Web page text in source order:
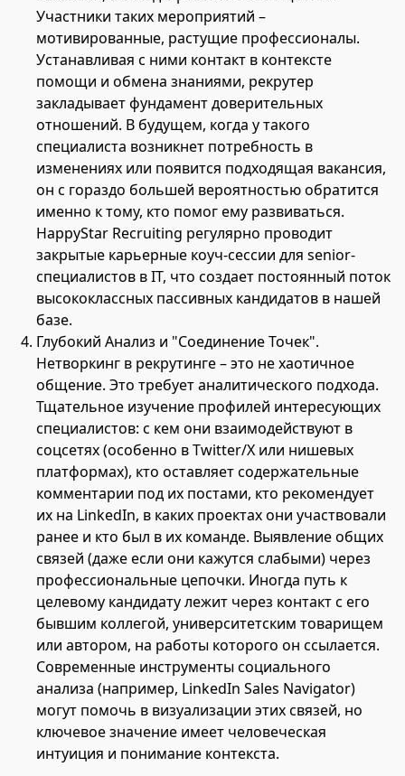
Участники таких мероприятий –
мотивированные, растущие профессионалы.
Устанавливая с ними контакт в контексте
помощи и обмена знаниями, рекрутер
закладывает фундамент доверительных
отношений. В будущем, когда у такого
специалиста возникнет потребность в
изменениях или появится подходящая вакансия,
он с гораздо большей вероятностью обратится
именно к тому, кто помог ему развиваться.
HappyStar Recruiting регулярно проводит
закрытые карьерные коуч-сессии для senior-
специалистов в IT, что создает постоянный поток
высококлассных пассивных кандидатов в нашей
базе.
Глубокий Анализ и "Соединение Точек".
Нетворкинг в рекрутинге – это не хаотичное
общение. Это требует аналитического подхода.
Тщательное изучение профилей интересующих
специалистов: с кем они взаимодействуют в
соцсетях (особенно в Twitter/X или нишевых
платформах), кто оставляет содержательные
комментарии под их постами, кто рекомендует
их на LinkedIn, в каких проектах они участвовали
ранее и кто был в их команде. Выявление общих
связей (даже если они кажутся слабыми) через
профессиональные цепочки. Иногда путь к
целевому кандидату лежит через контакт с его
бывшим коллегой, университетским товарищем
или автором, на работы которого он ссылается.
Современные инструменты социального
анализа (например, LinkedIn Sales Navigator)
могут помочь в визуализации этих связей, но
ключевое значение имеет человеческая
интуиция и понимание контекста.